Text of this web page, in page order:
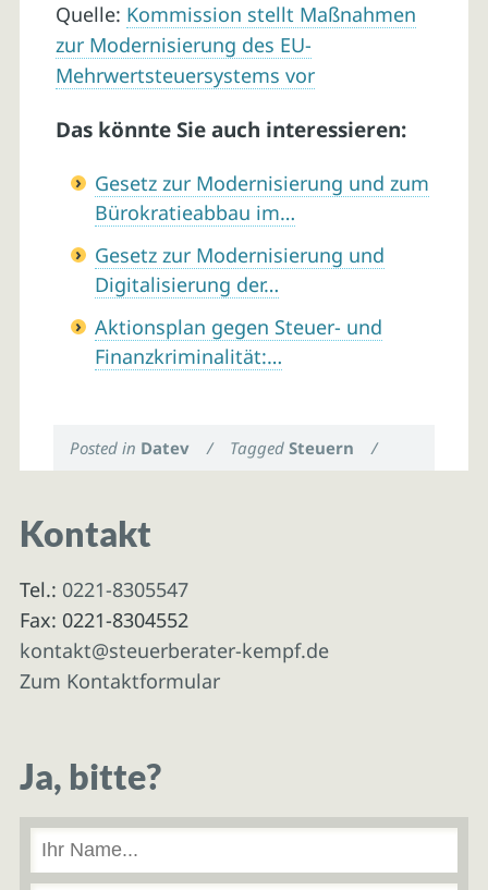
Quelle: Kommission stellt Maßnahmen
zur Modernisierung des EU-
Mehrwertsteuersystems vor
Das könnte Sie auch interessieren:
Gesetz zur Modernisierung und zum
Bürokratieabbau im…
Gesetz zur Modernisierung und
Digitalisierung der…
Aktionsplan gegen Steuer- und
Finanzkriminalität:…
Posted in Datev / TaggedSteuern /
Kontakt
Tel.: 0221-8305547
Fax: 0221-8304552
kontakt@steuerberater-kempf.de
Zum Kontaktformular
Ja, bitte?